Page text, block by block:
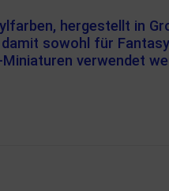
hergestellt in
sowohl für
verwendet